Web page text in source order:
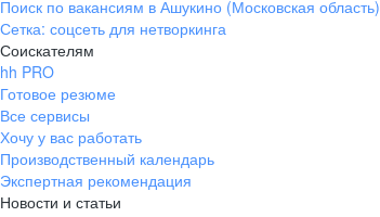
Поиск по вакансиям в Ашукино (Московская область)
Сетка: соцсеть для нетворкинга
Соискателям
hh PRO
Готовое резюме
Все сервисы
Хочу у вас работать
Производственный календарь
Экспертная рекомендация
Новости и статьи